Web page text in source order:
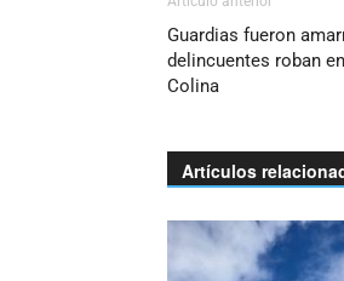
Guardias fueron
delincuentes roban
Colina
Artículos